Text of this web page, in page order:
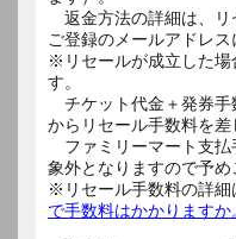
返金方法の詳細は、リ
ご登録のメールアドレス
※リセールが成立した場
す。
チケット代金＋発券手
からリセール手数料を差
ファミリーマート支払
象外となりますので予め
※リセール手数料の詳細
で手数料はかかりますか